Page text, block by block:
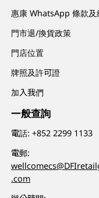
惠康 WhatsApp 條款及
門市退/換貨政策
門店位置
牌照及許可證
加入我們
一般查詢
電話:+852 2299 1133
電郵:
.com